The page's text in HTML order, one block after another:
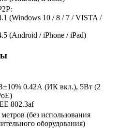
(Windows 10 / 8 / 7 / VISTA /
(Android / iPhone / iPad)
0.42А (ИК вкл.), 5Вт (2
802.3af
(без использования
оборудования)